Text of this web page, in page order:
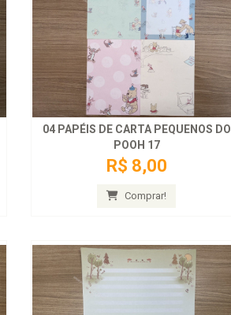
04 PAPÉIS DE CARTA PEQUENOS DO
POOH 17
R$ 8,00
Comprar!